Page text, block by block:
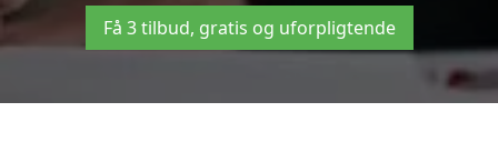
Få 3 tilbud, gratis og uforpligtende